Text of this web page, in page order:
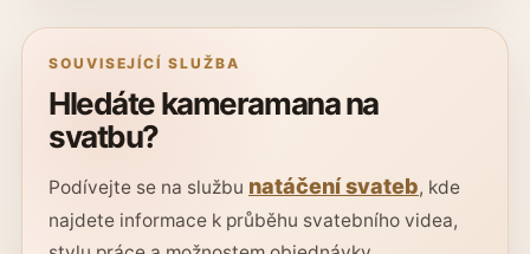
SOUVISEJÍCÍ SLUŽBA
Hledáte kameramana na
svatbu?
Podívejte se na službu natáčení svateb, kde
najdete informace k průběhu svatebního videa,